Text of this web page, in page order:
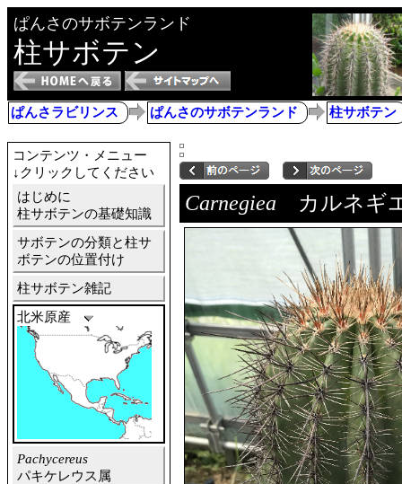
ぱんさのサボテンランド
柱サボテン
ぱんさラビリンス ぱんさのサボテンランド 柱サボテン
コンテンツ・メニュー
↓クリックしてください
はじめに
柱サボテンの基礎知識
サボテンの分類と柱サ
ボテンの位置付け
柱サボテン雑記
北米原産
Pachycereus
パキケレウス属
Carnegiea カルネギ